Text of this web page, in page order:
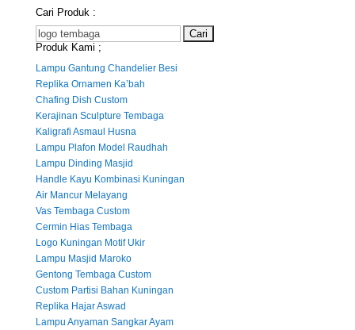
Cari Produk :
Cari
untuk:
Produk Kami ;
Lampu Gantung Chandelier Besi
Replika Ornamen Ka’bah
Chafing Dish Custom
Kerajinan Sculpture Tembaga
Kaligrafi Asmaul Husna
Lampu Plafon Model Raudhah
Lampu Dinding Masjid
Handle Kayu Kombinasi Kuningan
Air Mancur Melayang
Vas Tembaga Custom
Cermin Hias Tembaga
Logo Kuningan Motif Ukir
Lampu Masjid Maroko
Gentong Tembaga Custom
Custom Partisi Bahan Kuningan
Replika Hajar Aswad
Lampu Anyaman Sangkar Ayam